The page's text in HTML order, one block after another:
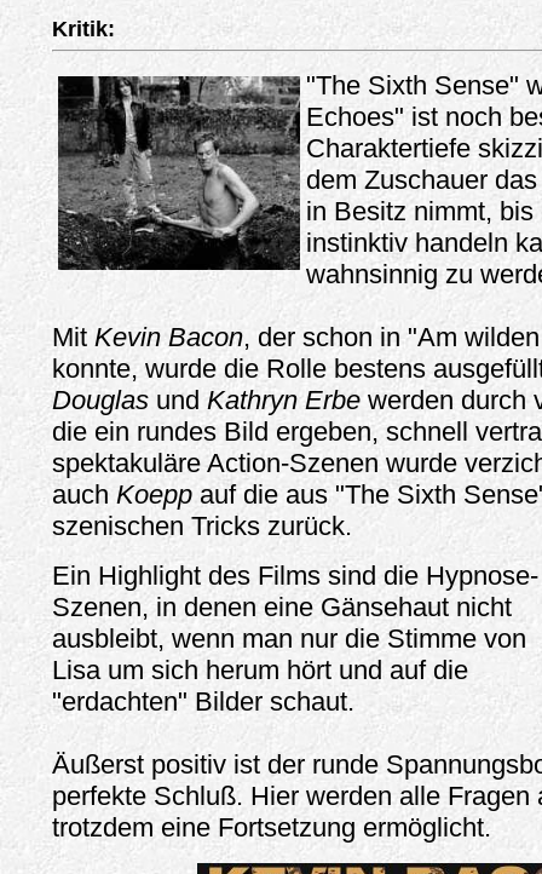
Kritik:
"The Sixth Sense"
Echoes" ist noch
Charaktertiefe
dem Zuschauer
in Besitz nimmt, bis
instinktiv handeln
wahnsinnig zu
Mit Kevin Bacon, der schon in "Am
konnte, wurde die Rolle bestens
Douglas und Kathryn Erbe werden durch
die ein rundes Bild ergeben, schnell
spektakuläre Action-Szenen wurde
auch Koepp auf die aus "The Sixth
szenischen Tricks zurück.
Ein Highlight des Films sind die Hypnose-
Szenen, in denen eine Gänsehaut nicht
ausbleibt, wenn man nur die Stimme von
Lisa um sich herum hört und auf die
"erdachten" Bilder schaut.
Äußerst positiv ist der runde
perfekte Schluß. Hier werden alle Fragen
trotzdem eine Fortsetzung ermöglicht.